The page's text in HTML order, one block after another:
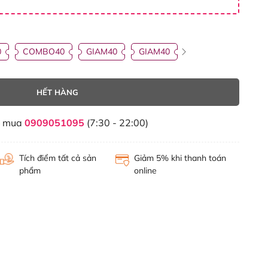
COMBO40 GIAM40 GIAM40
HẾT HÀNG
mua 0909051095 (7:30 - 22:00)
Tích điểm tất cả sản
phẩm
Giảm 5% khi thanh toán
online